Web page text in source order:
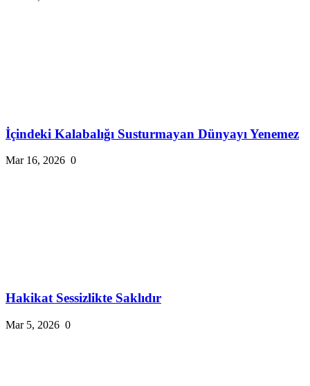
İçindeki Kalabalığı Susturmayan Dünyayı Yenemez
Mar 16, 2026 0
Hakikat Sessizlikte Saklıdır
Mar 5, 2026 0